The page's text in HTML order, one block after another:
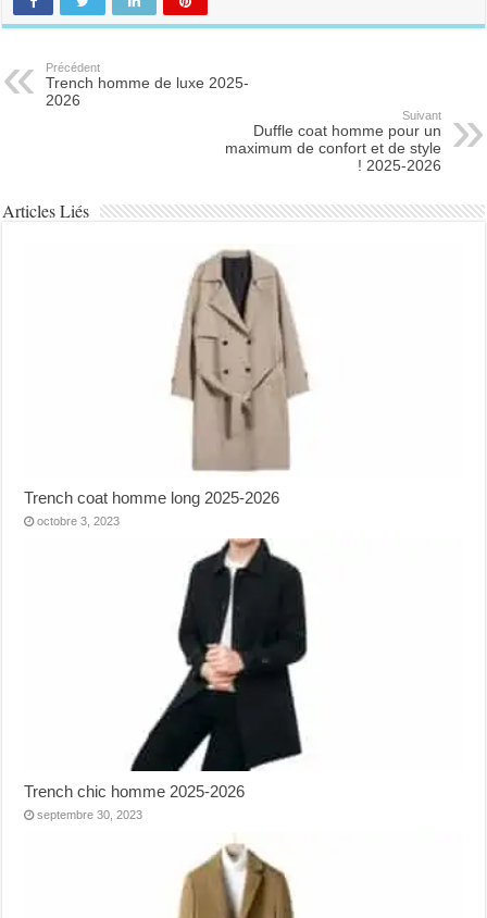
Précédent
Trench homme de luxe 2025-
2026
Suivant
Duffle coat homme pour un
maximum de confort et de style
! 2025-2026
Articles Liés
Trench coat homme long 2025-2026
octobre 3, 2023
Trench chic homme 2025-2026
septembre 30, 2023